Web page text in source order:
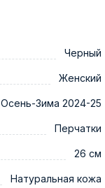
Черный
Женский
Осень-Зима 2024-25
Перчатки
26 см
Натуральная кожа